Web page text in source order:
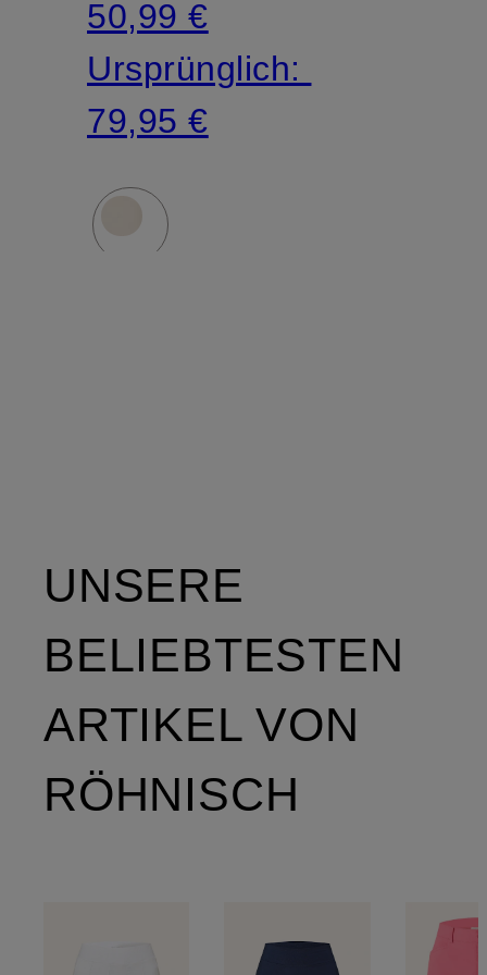
50,99 €
Ursprünglich:
79,95 €
UNSERE
BELIEBTESTEN
ARTIKEL VON
RÖHNISCH